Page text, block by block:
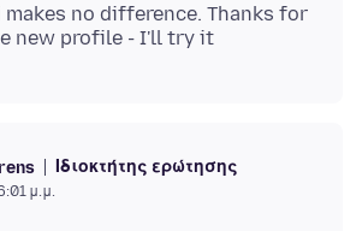
no difference. Thanks for
Ιδιοκτήτης ερώτησης
μ.μ.